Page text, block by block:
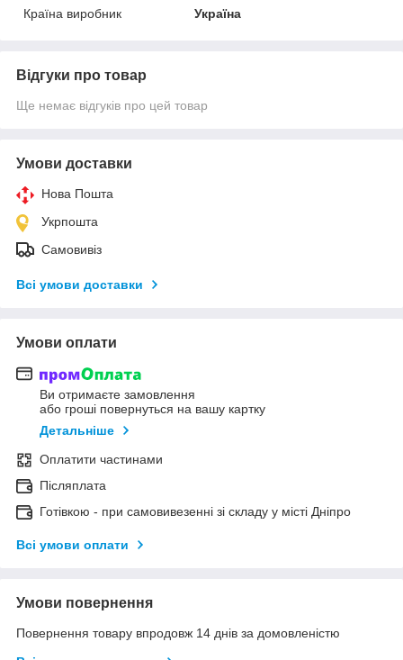
Країна виробник
Україна
Відгуки про товар
Ще немає відгуків про цей товар
Умови доставки
Нова Пошта
Укрпошта
Самовивіз
Всі умови доставки
Умови оплати
Ви отримаєте замовлення
або гроші повернуться на вашу картку
Детальніше
Оплатити частинами
Післяплата
Готівкою - при самовивезенні зі складу у місті Дніпро
Всі умови оплати
Умови повернення
Повернення товару впродовж 14 днів за домовленістю